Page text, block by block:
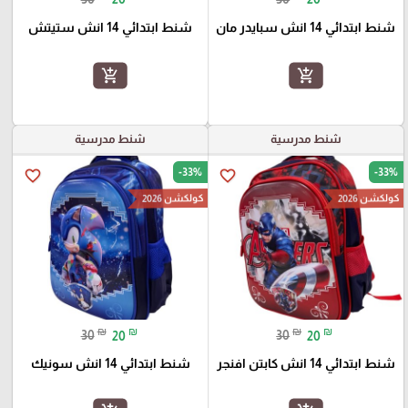
شنط ابتدائي 14 انش سبايدر مان
add_shopping_cart
شنط ابتدائي 14 انش ستيتش
add_shopping_cart
شنط مدرسية
favorite_border -33%
كولكشن 2026
30 ₪ 20 ₪
شنط ابتدائي 14 انش كابتن افنجر
شنط مدرسية
favorite_border -33%
كولكشن 2026
30 ₪ 20 ₪
شنط ابتدائي 14 انش سونيك